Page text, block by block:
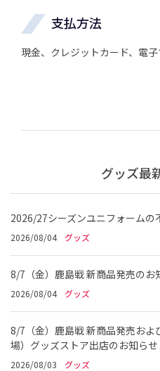
支払方法
現金、クレジットカード、電
グッズ最
2026/27シーズンユニフォームの
2026/08/04 グッズ
8/7（金）鹿島戦 新商品発売のお
2026/08/04 グッズ
8/7（金）鹿島戦 新商品発売およ
場）グッズストア出店のお知らせ
2026/08/03 グッズ